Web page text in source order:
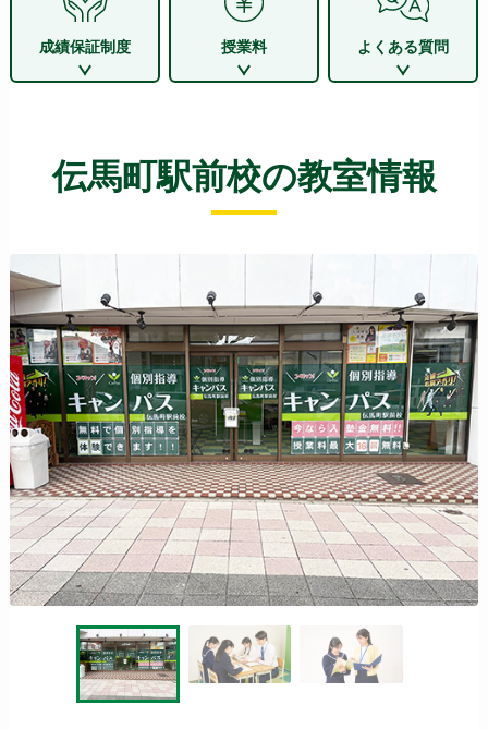
成績保証制度 授業料 よくある質問
伝馬町駅前校の教室情報